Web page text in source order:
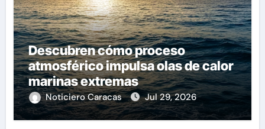
Descubren cómo proceso
atmosférico impulsa olas de calor
marinas extremas
Noticiero Caracas Jul 29, 2026